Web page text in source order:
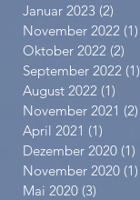
Januar 2023 (2)
November 2022 (1)
Oktober 2022 (2)
September 2022 (1)
August 2022 (1)
November 2021 (2)
April 2021 (1)
Dezember 2020 (1)
November 2020 (1)
Mai 2020 (3)